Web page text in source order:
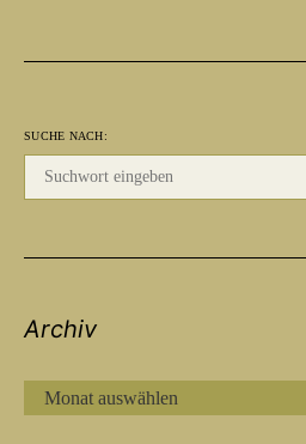
SUCHE NACH:
Archiv
ARCHIV